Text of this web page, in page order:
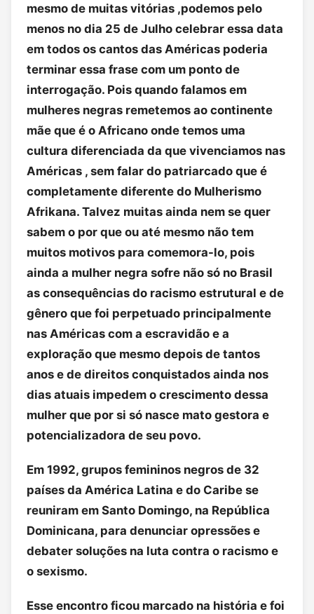
mesmo de muitas vitórias ,podemos pelo
menos no dia 25 de Julho celebrar essa data
em todos os cantos das Américas poderia
terminar essa frase com um ponto de
interrogação. Pois quando falamos em
mulheres negras remetemos ao continente
mãe que é o Africano onde temos uma
cultura diferenciada da que vivenciamos nas
Américas , sem falar do patriarcado que é
completamente diferente do Mulherismo
Afrikana. Talvez muitas ainda nem se quer
sabem o por que ou até mesmo não tem
muitos motivos para comemora-lo, pois
ainda a mulher negra sofre não só no Brasil
as consequências do racismo estrutural e de
gênero que foi perpetuado principalmente
nas Américas com a escravidão e a
exploração que mesmo depois de tantos
anos e de direitos conquistados ainda nos
dias atuais impedem o crescimento dessa
mulher que por si só nasce mato gestora e
potencializadora de seu povo.
Em 1992, grupos femininos negros de 32
países da América Latina e do Caribe se
reuniram em Santo Domingo, na República
Dominicana, para denunciar opressões e
debater soluções na luta contra o racismo e
o sexismo.
Esse encontro ficou marcado na história e foi